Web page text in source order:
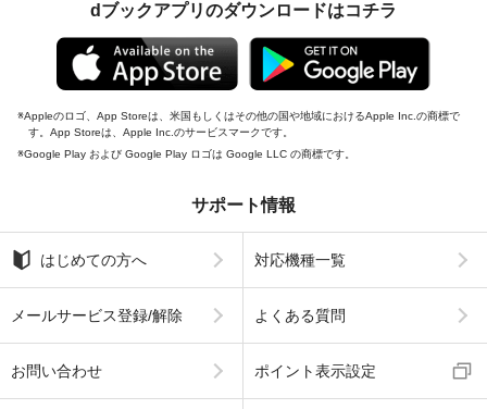
dブックアプリのダウンロードはコチラ
Appleのロゴ、App Storeは、米国もしくはその他の国や地域におけるApple Inc.の商標で
す。App Storeは、Apple Inc.のサービスマークです。
Google Play および Google Play ロゴは Google LLC の商標です。
サポート情報
はじめての方へ 対応機種一覧
メールサービス登録/解除 よくある質問
お問い合わせ ポイント表示設定